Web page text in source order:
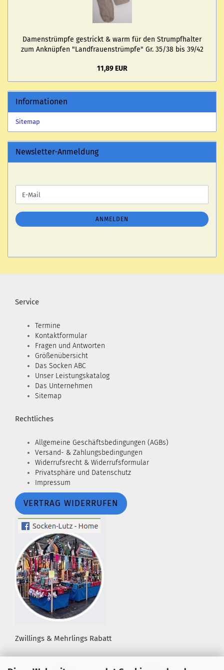
Da­men­strümp­fe ge­strickt & warm für den Strumpf­hal­ter
zum An­knüp­fen "Land­frau­en­strümp­fe" Gr. 35/38 bis 39/42
11,89 EUR
Informationen
Sitemap
Newsletter-Anmeldung
ZUR
ANMELDUNG
E-
Mail
ANMELDEN
Service
Termine
Kontaktformular
Fragen und Antworten
Größenübersicht
Das Socken ABC
Unser Leistungskatalog
Das Unternehmen
Sitemap
Rechtliches
Allgemeine Geschäftsbedingungen (AGBs)
Versand- & Zahlungsbedingungen
Widerrufsrecht & Widerrufsformular
Privatsphäre und Datenschutz
Impressum
VERTRAG WIDERRUFEN
Zwillings & Mehrlings Rabatt